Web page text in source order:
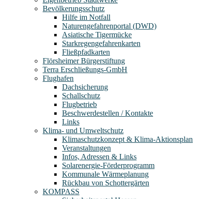
Bevölkerungsschutz
Hilfe im Notfall
Naturengefahrenportal (DWD)
Asiatische Tigermücke
Starkregengefahrenkarten
Fließpfadkarten
Flörsheimer Bürgerstiftung
Terra Erschließungs-GmbH
Flughafen
Dachsicherung
Schallschutz
Flugbetrieb
Beschwerdestellen / Kontakte
Links
Klima- und Umweltschutz
Klimaschutzkonzept & Klima-Aktionsplan
Veranstaltungen
Infos, Adressen & Links
Solarenergie-Förderprogramm
Kommunale Wärmeplanung
Rückbau von Schottergärten
KOMPASS